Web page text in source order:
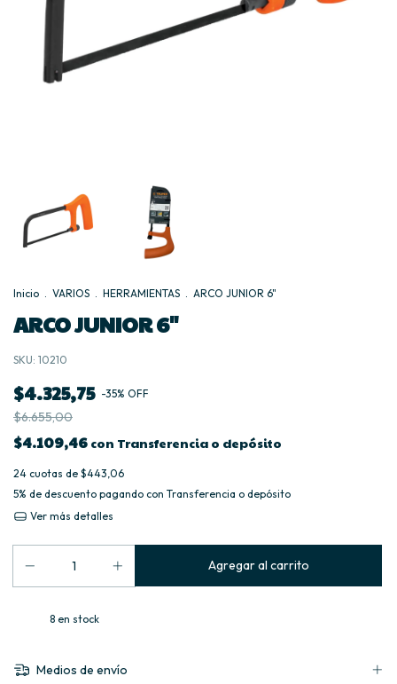
Inicio . VARIOS . HERRAMIENTAS . ARCO JUNIOR 6"
ARCO JUNIOR 6"
SKU: 10210
$4.325,75 -35% OFF
$6.655,00
$4.109,46 con Transferencia o depósito
24 cuotas de $443,06
5% de descuento pagando con Transferencia o depósito
Ver más detalles
8en stock
Medios de envío